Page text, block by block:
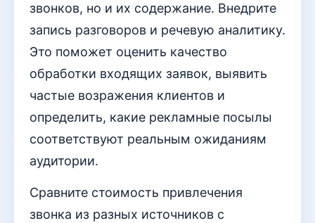
звонков, но и их содержание. Внедрите
запись разговоров и речевую аналитику.
Это поможет оценить качество
обработки входящих заявок, выявить
частые возражения клиентов и
определить, какие рекламные посылы
соответствуют реальным ожиданиям
аудитории.
Сравните стоимость привлечения
звонка из разных источников с